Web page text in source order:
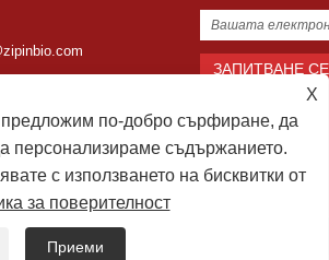
Пауло,
щанда е
X
предложим по-добро сърфиране, да
персонализираме съдържанието.
с използването на бисквитки от
за поверителност
Приеми